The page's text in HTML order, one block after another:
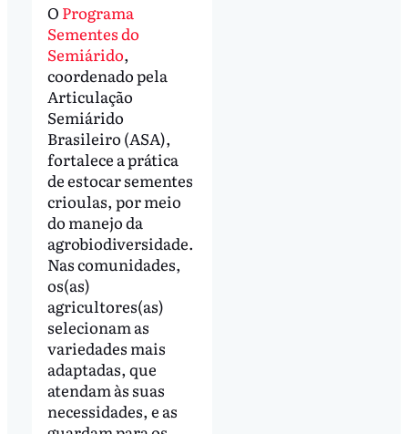
O Programa
Sementes do
Semiárido,
coordenado pela
Articulação
Semiárido
Brasileiro (ASA),
fortalece a prática
de estocar sementes
crioulas, por meio
do manejo da
agrobiodiversidade.
Nas comunidades,
os(as)
agricultores(as)
selecionam as
variedades mais
adaptadas, que
atendam às suas
necessidades, e as